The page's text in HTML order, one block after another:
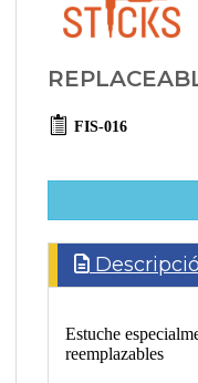
FIS-016
Estuche
reemplazables